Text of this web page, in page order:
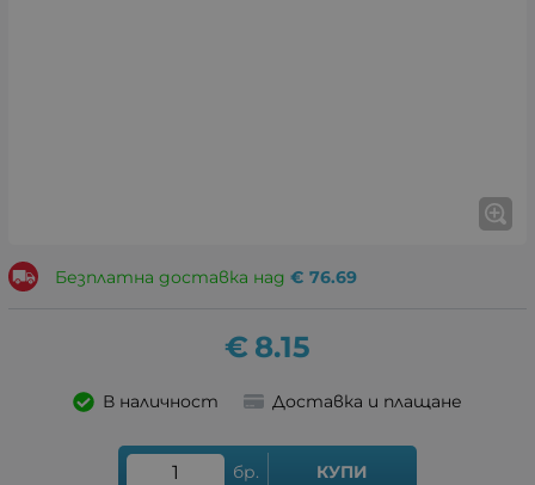
Безплатна доставка над 76.69
€
8.15
€
В наличност Доставка и плащане
бр. КУПИ